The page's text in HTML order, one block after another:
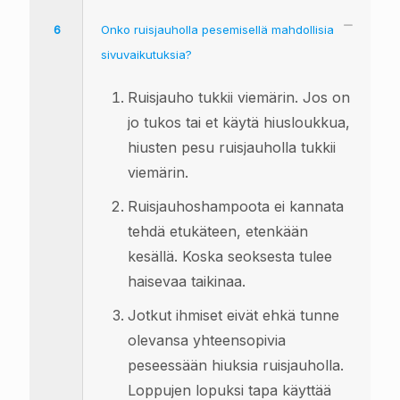
6
Onko ruisjauholla pesemisellä mahdollisia
sivuvaikutuksia?
Ruisjauho tukkii viemärin. Jos on
jo tukos tai et käytä hiusloukkua,
hiusten pesu ruisjauholla tukkii
viemärin.
Ruisjauhoshampoota ei kannata
tehdä etukäteen, etenkään
kesällä. Koska seoksesta tulee
haisevaa taikinaa.
Jotkut ihmiset eivät ehkä tunne
olevansa yhteensopivia
peseessään hiuksia ruisjauholla.
Loppujen lopuksi tapa käyttää